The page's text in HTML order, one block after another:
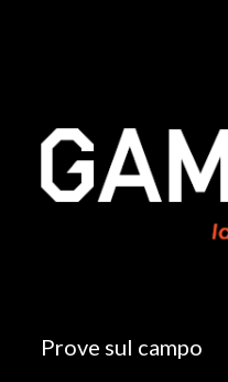
Prove sul campo